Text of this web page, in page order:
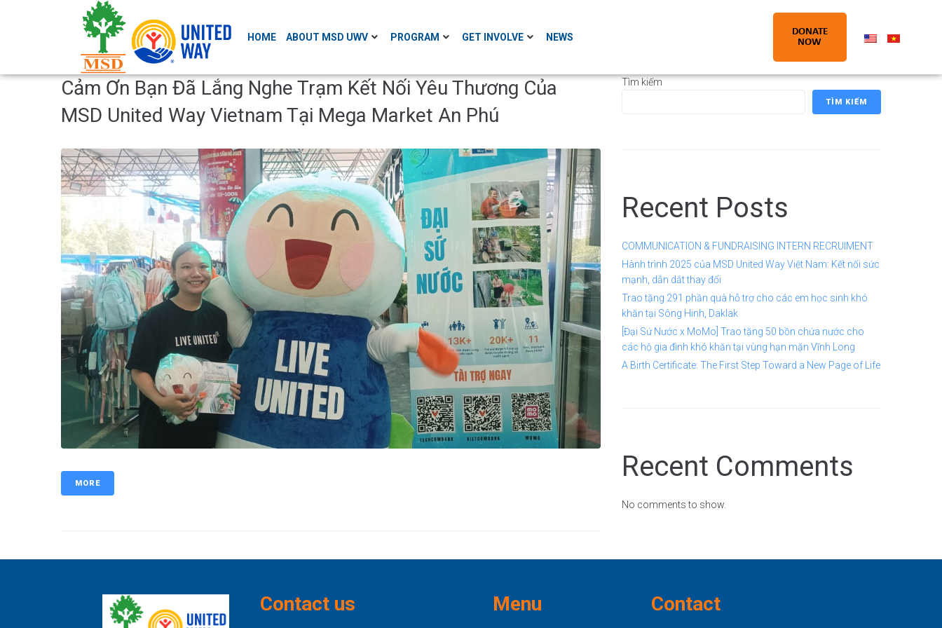
HOME ABOUT MSD UWV PROGRAM GET INVOLVE NEWS
DONATE
NOW
Cảm Ơn Bạn Đã Lắng Nghe Trạm Kết Nối Yêu Thương Của
MSD United Way Vietnam Tại Mega Market An Phú
MORE
Tìm kiếm
TÌM KIẾM
Recent Posts
COMMUNICATION & FUNDRAISING INTERN RECRUIMENT
Hành trình 2025 của MSD United Way Việt Nam: Kết nối sức
mạnh, dẫn dắt thay đổi
Trao tặng 291 phần quà hỗ trợ cho các em học sinh khó
khăn tại Sông Hinh, Daklak
[Đại Sứ Nước x MoMo] Trao tặng 50 bồn chứa nước cho
các hộ gia đình khó khăn tại vùng hạn mặn Vĩnh Long
A Birth Certificate: The First Step Toward a New Page of Life
Recent Comments
No comments to show.
Contact us Menu Contact